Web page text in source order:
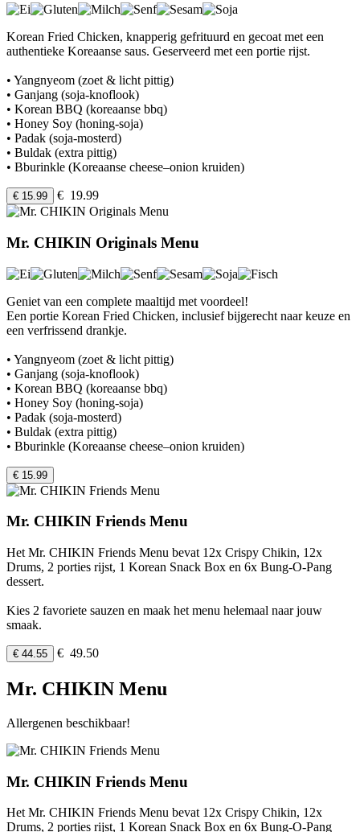
Korean Fried Chicken, knapperig gefrituurd en gecoat met een
authentieke Koreaanse saus. Geserveerd met een portie rijst.
• Yangnyeom (zoet & licht pittig)
• Ganjang (soja-knoflook)
• Korean BBQ (koreaanse bbq)
• Honey Soy (honing-soja)
• Padak (soja-mosterd)
• Buldak (extra pittig)
• Bburinkle (Koreaanse cheese–onion kruiden)
€ 15.99 € 19.99
Mr. CHIKIN Originals Menu
Geniet van een complete maaltijd met voordeel!
Een portie Korean Fried Chicken, inclusief bijgerecht naar keuze en
een verfrissend drankje.
• Yangnyeom (zoet & licht pittig)
• Ganjang (soja-knoflook)
• Korean BBQ (koreaanse bbq)
• Honey Soy (honing-soja)
• Padak (soja-mosterd)
• Buldak (extra pittig)
• Bburinkle (Koreaanse cheese–onion kruiden)
€ 15.99
Mr. CHIKIN Friends Menu
Het Mr. CHIKIN Friends Menu bevat 12x Crispy Chikin, 12x
Drums, 2 porties rijst, 1 Korean Snack Box en 6x Bung-O-Pang
dessert.
Kies 2 favoriete sauzen en maak het menu helemaal naar jouw
smaak.
€ 44.55 € 49.50
Mr. CHIKIN Menu
Allergenen beschikbaar!
Mr. CHIKIN Friends Menu
Het Mr. CHIKIN Friends Menu bevat 12x Crispy Chikin, 12x
Drums, 2 porties rijst, 1 Korean Snack Box en 6x Bung-O-Pang